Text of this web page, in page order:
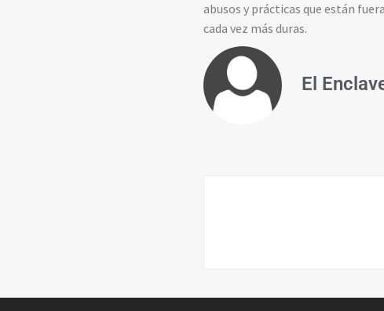
abusos y prácticas que están
cada vez más duras.
El